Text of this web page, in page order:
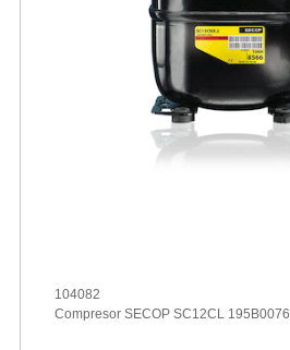
104082
Compresor SECOP SC12CL 195B0076